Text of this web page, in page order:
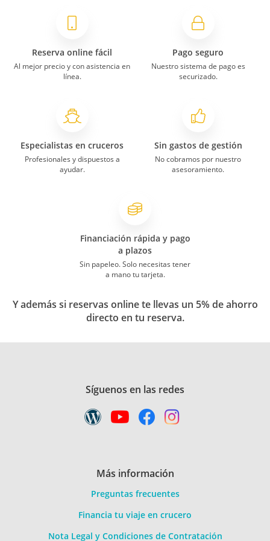
y desde que salimos del barco a las 9 y
30 de la mañana hasta que salió nuestro
pasaron muchas horas. creo q debería
tenerse en cuenta a la hora de sacar los
billetes.
Crucero Islas Griegas Odyssey of the Seas
Laia
12/12/2022
Odyssey of the Seas
Caribe Odyssey Of The Seas desde Fort
Todo, como siempre fenomenal
Cati
15/08/2022
Odyssey of the Seas
comida muy buena y abundante.
nuestra habitación tenía una ventana
circular enorme y era muy amplia ya
que estaba en una esquina de proa.
Reserva online fácil
Al mejor precio y con asistencia en
línea.
Pago seguro
Nuestro sistema de pago es
securizado.
Especialistas en cruceros
Profesionales y dispuestos a
ayudar.
Sin gastos de gestión
No cobramos por nuestro
asesoramiento.
Financiación rápida y pago
a plazos
Sin papeleo. Solo necesitas tener
a mano tu tarjeta.
Y además si reservas online te llevas un 5% de ahorro
directo en tu reserva.
Síguenos en las redes
Más información
Preguntas frecuentes
Financia tu viaje en crucero
Nota Legal y Condiciones de Contratación